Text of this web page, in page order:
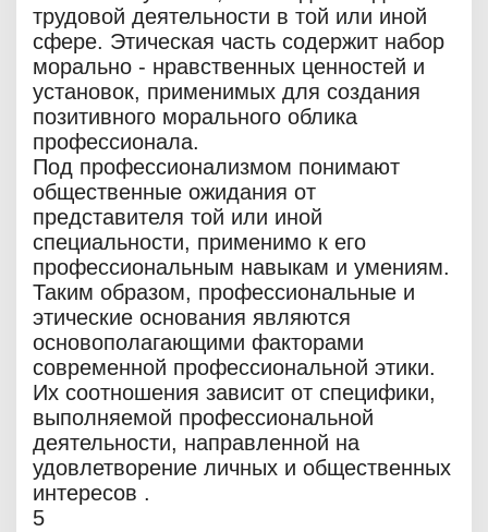
трудовой деятельности в той или иной
сфере. Этическая часть содержит набор
морально - нравственных ценностей и
установок, применимых для создания
позитивного морального облика
профессионала.
Под профессионализмом понимают
общественные ожидания от
представителя той или иной
специальности, применимо к его
профессиональным навыкам и умениям.
Таким образом, профессиональные и
этические основания являются
основополагающими факторами
современной профессиональной этики.
Их соотношения зависит от специфики,
выполняемой профессиональной
деятельности, направленной на
удовлетворение личных и общественных
интересов .
5